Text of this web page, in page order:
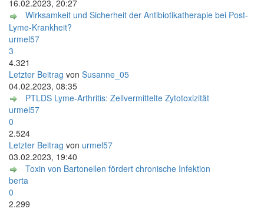
16.02.2023, 20:27
Wirksamkeit und Sicherheit der Antibiotikatherapie bei Post-
Lyme-Krankheit?
urmel57
3
4.321
Letzter Beitrag von Susanne_05
04.02.2023, 08:35
PTLDS Lyme-Arthritis: Zellvermittelte Zytotoxizität
urmel57
0
2.524
Letzter Beitrag von urmel57
03.02.2023, 19:40
Toxin von Bartonellen fördert chronische Infektion
berta
0
2.299